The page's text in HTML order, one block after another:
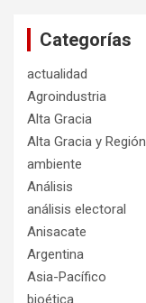
Categorías
actualidad
Agroindustria
Alta Gracia
Alta Gracia y Región
ambiente
Análisis
análisis electoral
Anisacate
Argentina
Asia-Pacífico
bioética